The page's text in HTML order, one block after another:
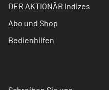
DER AKTIONÄR Indizes
Abo und Shop
Bedienhilfen